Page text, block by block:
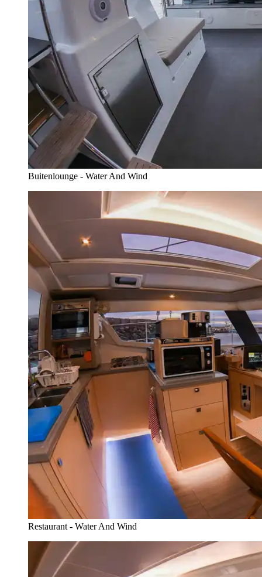
Buitenlounge - Water And Wind
Restaurant - Water And Wind